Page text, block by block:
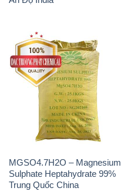
MGSO4.7H2O – Magnesium
Sulphate Heptahydrate 99%
Trung Quốc China